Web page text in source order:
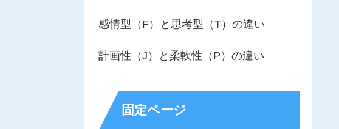
感情型（F）と思考型（T）の違い
計画性（J）と柔軟性（P）の違い
固定ページ